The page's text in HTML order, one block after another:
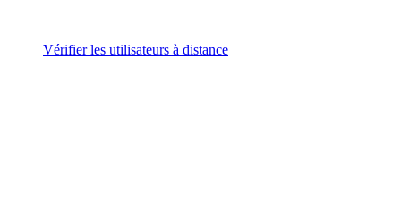
Vérifier les utilisateurs à distance